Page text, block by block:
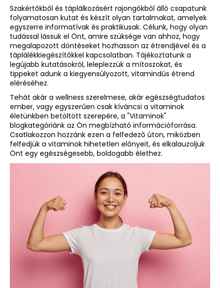
Szakértőkből és táplálkozásért rajongókból álló csapatunk
folyamatosan kutat és készít olyan tartalmakat, amelyek
egyszerre informatívak és praktikusak. Célunk, hogy olyan
tudással lássuk el Önt, amire szüksége van ahhoz, hogy
megalapozott döntéseket hozhasson az étrendjével és a
táplálékkiegészítőkkel kapcsolatban. Tájékoztatunk a
legújabb kutatásokról, leleplezzük a mítoszokat, és
tippeket adunk a kiegyensúlyozott, vitamindús étrend
eléréséhez.
Tehát akár a wellness szerelmese, akár egészségtudatos
ember, vagy egyszerűen csak kíváncsi a vitaminok
életünkben betöltött szerepére, a "Vitaminok"
blogkategóriánk az Ön megbízható információforrása.
Csatlakozzon hozzánk ezen a felfedező úton, miközben
felfedjük a vitaminok hihetetlen előnyeit, és elkalauzoljuk
Önt egy egészségesebb, boldogabb élethez.
j
á
n
l
j
u
k
BIODERMA
PHOTODERM
BRUME
INVISIBLE
SPF30
LÁTHATATLAN
FÉNYVÉDŐ
PERMET
Korábbi: